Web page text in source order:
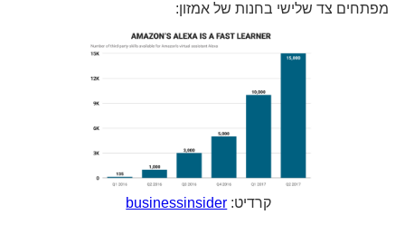
מפתחים צד שלישי בחנות של אמזון:
קרדיט: businessinsider